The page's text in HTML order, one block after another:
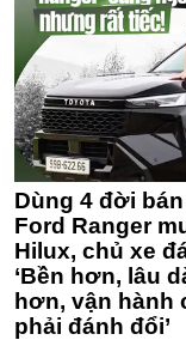
Dùng 4 đời
Ford Ranger
Hilux, chủ xe
‘Bền hơn, lâu
hơn, vận hành
phải đánh đổi’